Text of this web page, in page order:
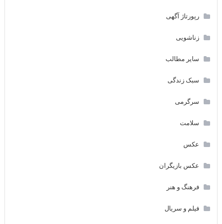
رپورتاژ آگهی
زناشویی
سایر مطالب
سبک زندگی
سرگرمی
سلامت
عکس
عکس بازیگران
فرهنگ و هنر
فیلم و سریال